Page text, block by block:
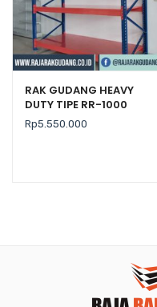
RAK GUDANG HEAVY
DUTY TIPE RR-1000
Rp5.550.000